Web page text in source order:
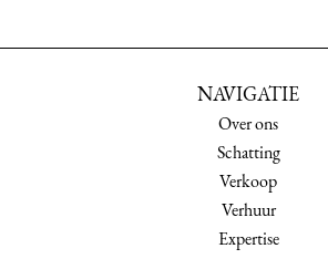
NAVIGATIE
Over ons
Schatting
Verkoop
Verhuur
Expertise